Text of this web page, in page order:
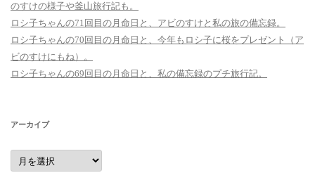
のすけの様子や釜山旅行記も。
ロシ子ちゃんの71回目の月命日と、アビのすけと私の旅の備忘録。
ロシ子ちゃんの70回目の月命日と、今年もロシ子に桜をプレゼント（ア
ビのすけにもね）。
ロシ子ちゃんの69回目の月命日と、私の備忘録のプチ旅行記。
アーカイブ
ア
ー
カ